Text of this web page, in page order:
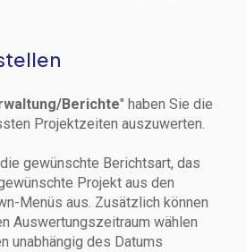
Berichte" haben Sie die
Projektzeiten auszuwerten.
gewünschte Berichtsart, das
Projekt aus den
Menüs aus. Zusätzlich können
Auswertungszeitraum wählen
unabhängig des Datums